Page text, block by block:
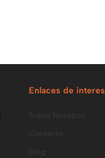
Enlaces de interes